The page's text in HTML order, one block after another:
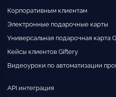
Корпоративным клиентам
Электронные подарочные карты
Универсальная подарочная карта
Кейсы клиентов Giftery
Видеоуроки по автоматизации
API интеграция